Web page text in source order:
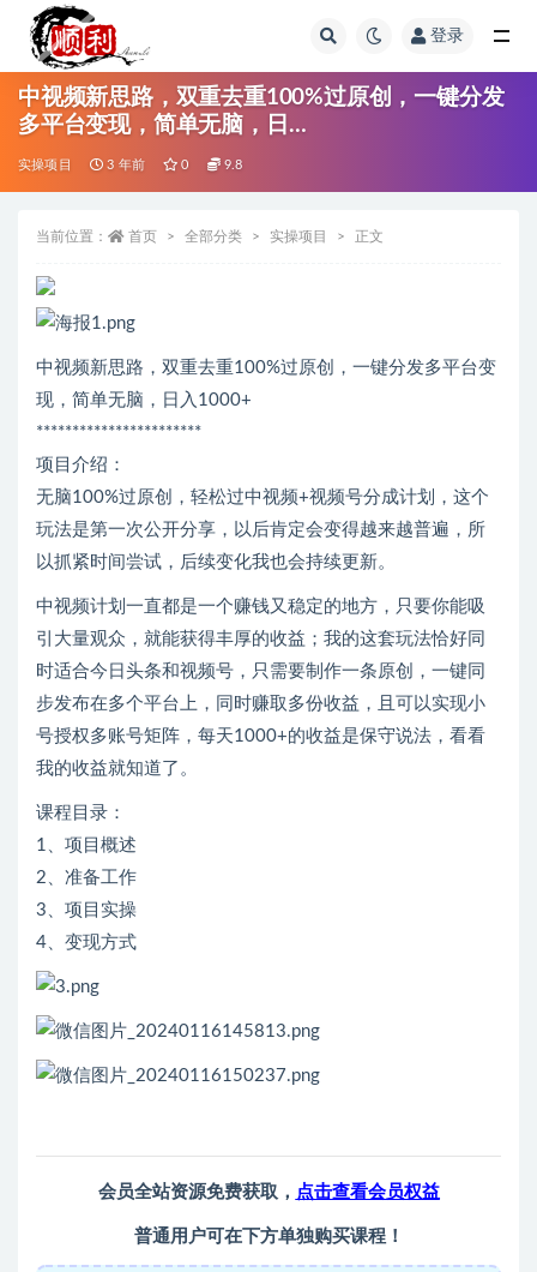
登录
中视频新思路，双重去重100%过原创，一键分发
多平台变现，简单无脑，日…
实操项目 3 年前 0 9.8
当前位置： 首页 全部分类 实操项目 正文
中视频新思路，双重去重100%过原创，一键分发多平台变
现，简单无脑，日入1000+
***********************
项目介绍：
无脑100%过原创，轻松过中视频+视频号分成计划，这个
玩法是第一次公开分享，以后肯定会变得越来越普遍，所
以抓紧时间尝试，后续变化我也会持续更新。
中视频计划一直都是一个赚钱又稳定的地方，只要你能吸
引大量观众，就能获得丰厚的收益；我的这套玩法恰好同
时适合今日头条和视频号，只需要制作一条原创，一键同
步发布在多个平台上，同时赚取多份收益，且可以实现小
号授权多账号矩阵，每天1000+的收益是保守说法，看看
我的收益就知道了。
课程目录：
1、项目概述
2、准备工作
3、项目实操
4、变现方式
会员全站资源免费获取， 点击查看会员权益
普通用户可在下方单独购买课程！
全部